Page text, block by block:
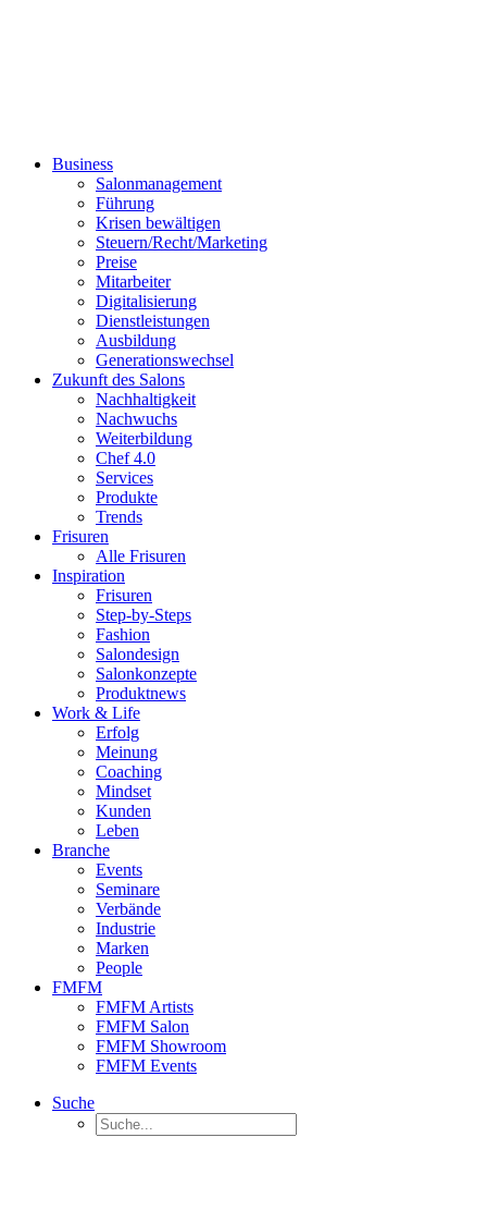
Business
Salonmanagement
Führung
Krisen bewältigen
Steuern/Recht/Marketing
Preise
Mitarbeiter
Digitalisierung
Dienstleistungen
Ausbildung
Generationswechsel
Zukunft des Salons
Nachhaltigkeit
Nachwuchs
Weiterbildung
Chef 4.0
Services
Produkte
Trends
Frisuren
Alle Frisuren
Inspiration
Frisuren
Step-by-Steps
Fashion
Salondesign
Salonkonzepte
Produktnews
Work & Life
Erfolg
Meinung
Coaching
Mindset
Kunden
Leben
Branche
Events
Seminare
Verbände
Industrie
Marken
People
FMFM
FMFM Artists
FMFM Salon
FMFM Showroom
FMFM Events
Suche